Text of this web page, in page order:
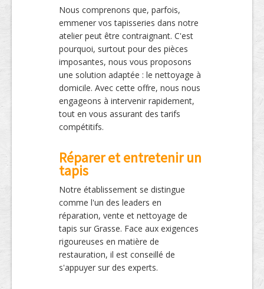
Nous comprenons que, parfois,
emmener vos tapisseries dans notre
atelier peut être contraignant. C'est
pourquoi, surtout pour des pièces
imposantes, nous vous proposons
une solution adaptée : le nettoyage à
domicile. Avec cette offre, nous nous
engageons à intervenir rapidement,
tout en vous assurant des tarifs
compétitifs.
Réparer et entretenir un
tapis
Notre établissement se distingue
comme l'un des leaders en
réparation, vente et nettoyage de
tapis sur Grasse. Face aux exigences
rigoureuses en matière de
restauration, il est conseillé de
s'appuyer sur des experts.